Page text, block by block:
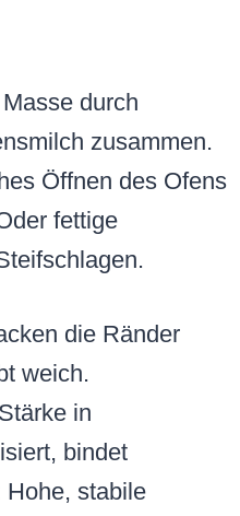
durch
zusammen.
Öffnen des Ofens
fettige
die Ränder
weich.
in
bindet
Hohe, stabile